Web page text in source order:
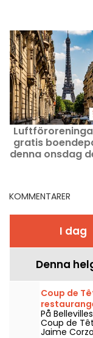
gratis
denna onsdag
KOMMENTARER
I dag
Denna
Coup de
På
Coup de
Jaime